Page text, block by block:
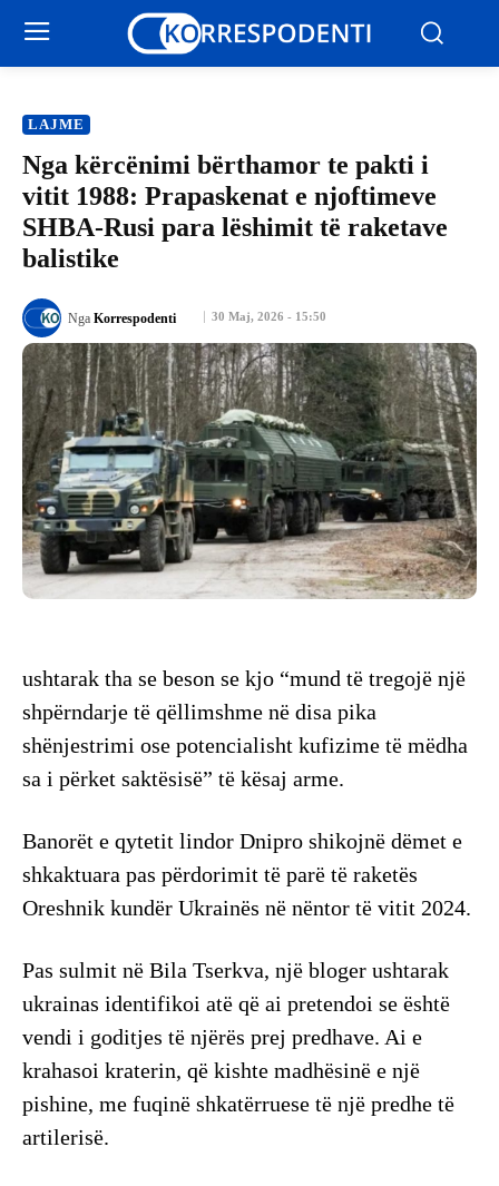
LAJME
​Nga kërcënimi bërthamor te pakti i
vitit 1988: Prapaskenat e njoftimeve
SHBA-Rusi para lëshimit të raketave
balistike
30 Maj, 2026 - 15:50
Nga Korrespodenti
ushtarak tha se beson se kjo “mund të tregojë një
shpërndarje të qëllimshme në disa pika
shënjestrimi ose potencialisht kufizime të mëdha
sa i përket saktësisë” të kësaj arme.
Banorët e qytetit lindor Dnipro shikojnë dëmet e
shkaktuara pas përdorimit të parë të raketës
Oreshnik kundër Ukrainës në nëntor të vitit 2024.
Pas sulmit në Bila Tserkva, një bloger ushtarak
ukrainas identifikoi atë që ai pretendoi se është
vendi i goditjes të njërës prej predhave. Ai e
krahasoi kraterin, që kishte madhësinë e një
pishine, me fuqinë shkatërruese të një predhe të
artilerisë.